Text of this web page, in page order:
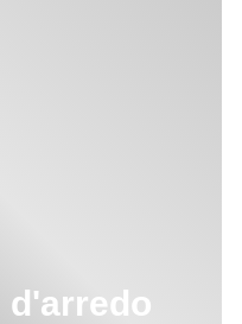
d'arredo